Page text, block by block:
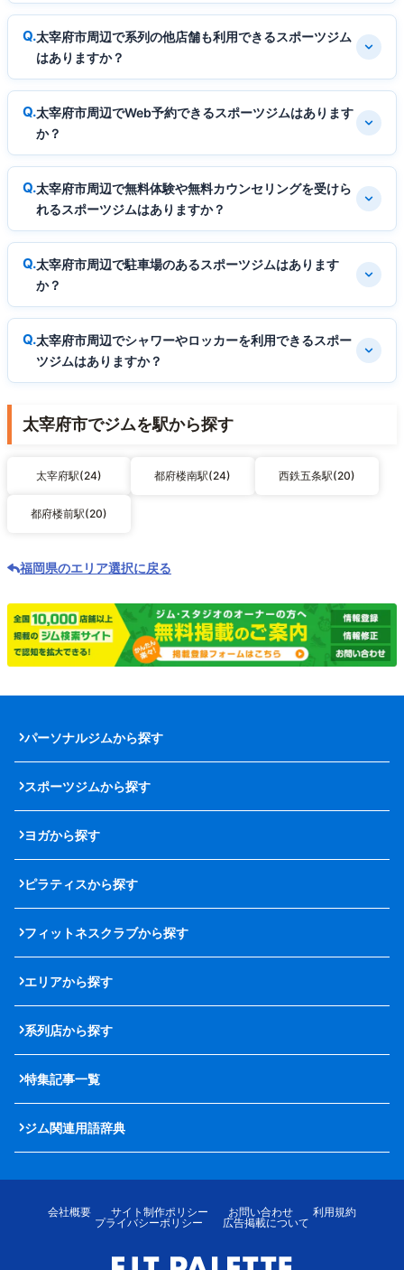
太宰府市周辺で系列の他店舗も利用できるスポーツジム
はありますか？
太宰府市周辺でWeb予約できるスポーツジムはあります
か？
太宰府市周辺で無料体験や無料カウンセリングを受けら
れるスポーツジムはありますか？
太宰府市周辺で駐車場のあるスポーツジムはあります
か？
太宰府市周辺でシャワーやロッカーを利用できるスポー
ツジムはありますか？
太宰府市でジムを駅から探す
太宰府駅(24) 都府楼南駅(24) 西鉄五条駅(20)
都府楼前駅(20)
福岡県のエリア選択に戻る
パーソナルジムから探す
スポーツジムから探す
ヨガから探す
ピラティスから探す
フィットネスクラブから探す
エリアから探す
系列店から探す
特集記事一覧
ジム関連用語辞典
会社概要 サイト制作ポリシー お問い合わせ
利用規約
プライバシーポリシー
広告掲載について